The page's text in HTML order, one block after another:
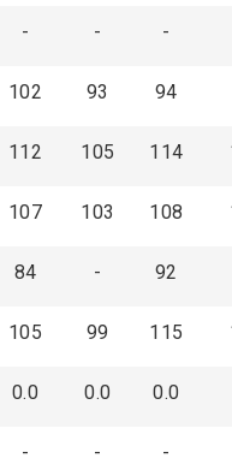
- - -
102 93 94
112 105 114
107 103 108
84 - 92
105 99 115
0.0 0.0 0.0
- - -